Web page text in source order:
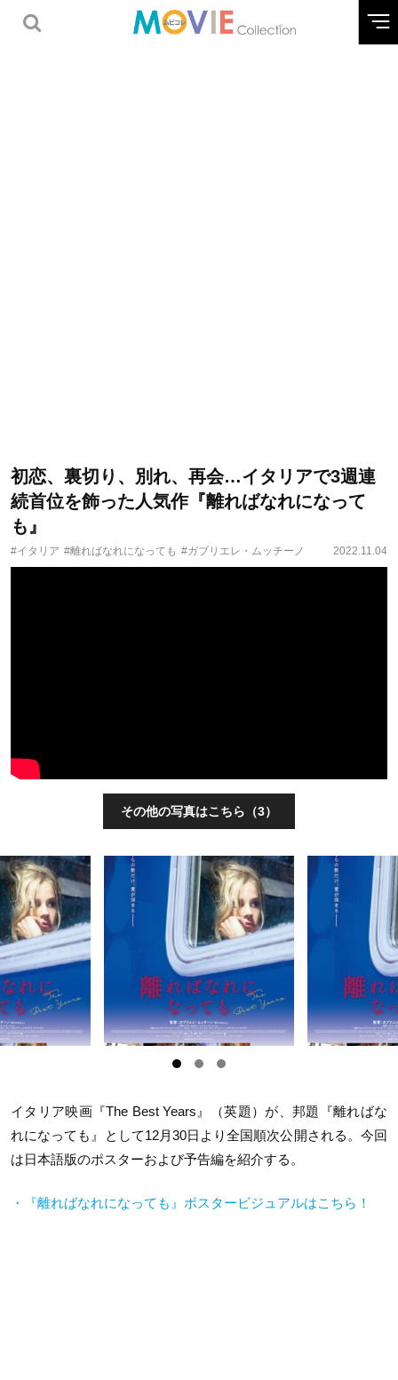
初恋、裏切り、別れ、再会…イタリアで3週連
続首位を飾った人気作『離ればなれになって
も』
#イタリア #離ればなれになっても #ガブリエレ・ムッチーノ 2022.11.04
その他の写真はこちら（3）
イタリア映画『The Best Years』（英題）が、邦題『離ればな
れになっても』として12月30日より全国順次公開される。今回
は日本語版のポスターおよび予告編を紹介する。
・『離ればなれになっても』ポスタービジュアルはこちら！